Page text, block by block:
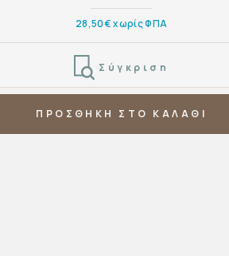
28,50€ χωρίς ΦΠΑ
Σύγκριση
ΠΡΟΣΘΗΚΗ ΣΤΟ ΚΑΛΑΘΙ